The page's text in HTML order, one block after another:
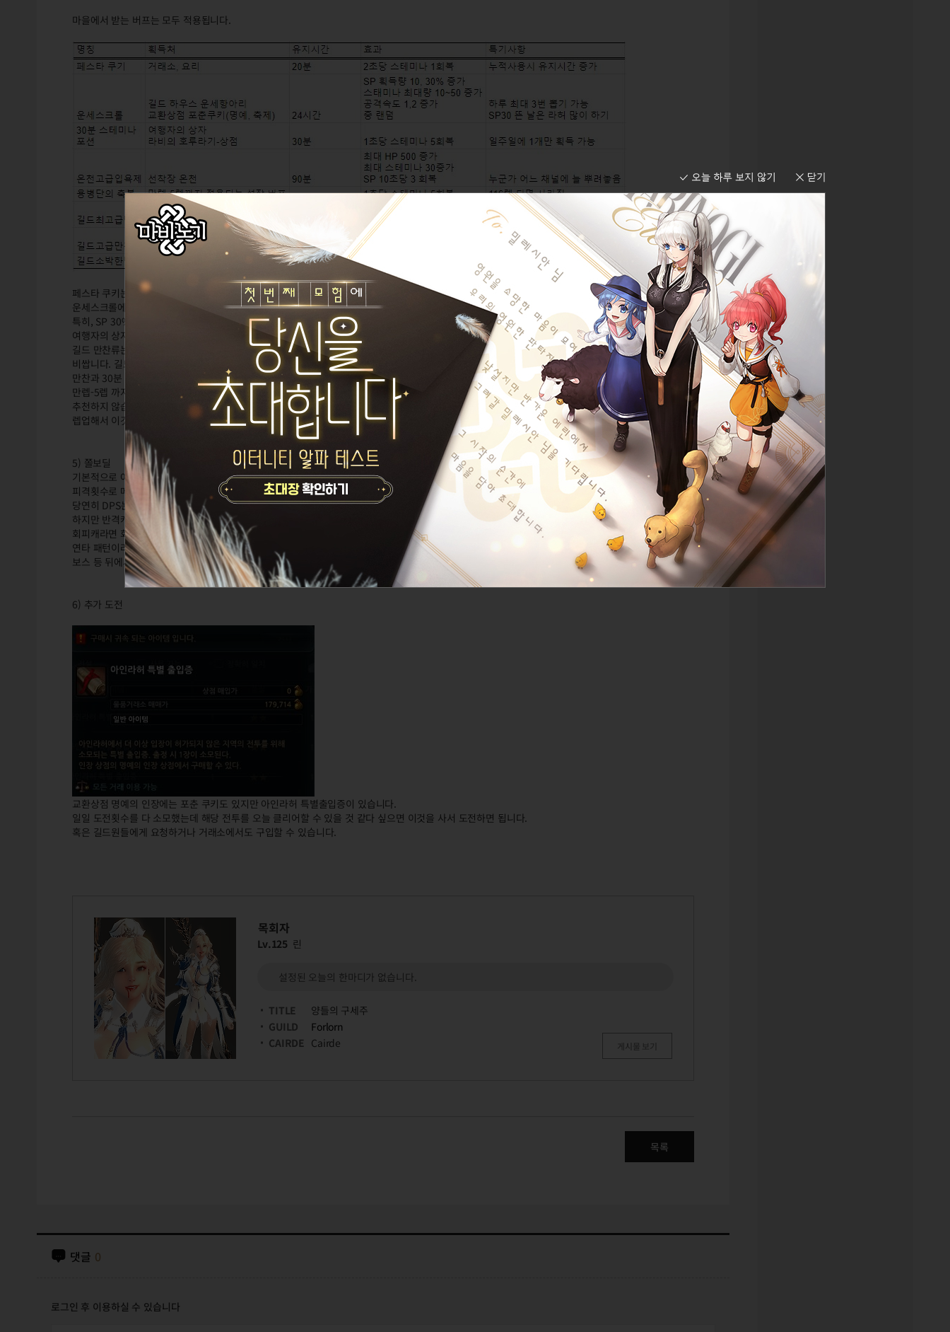
마을에서 받는 버프는 모두 적용됩니다.
페스타 쿠키는 먹으면 누적되니 2~3개 먹고 1시간 쌓아두고 계속 리트해보는 것도 방법이네요.
운세스크롤에서는 그날그날 각종 버프가 랜덤으로 나옵니다.
특히, SP 30%인 날에는 아인라허를 많이 공략하는 것을 추천합니다.
여행자의 상자에서 랜덤 드랍하거나 라비의 호루라기를 불면 나오는 라비의 상점에서 30분 스테미나 포션을 판매합니다. 효과는 좋으나 얻기가 힘듭니다.
길드 만찬류는 좋습니다. 금메달을 노린다면 소박도 괜찮습니다. 고급, 최고급은 피 회복도 있어서 은메달 딸 때 유리합니다. 다만 개당 15만 골드 이상으로
비쌉니다. 길드에서 길드원들과 다 같이 먹는 것을 추천합니다.
만찬과 30분 스테미나 포션은 중복불가입니다.
만렙-5렙 까지는 용병단 축복이 있어서 스테미나가 움직일 때도 잘 회복됩니다. 그러나 아인라허 올클 전까지 스테미나 버프 받겠다고 렙업을 멈추는 것은
추천하지 않습니다.
렙업해서 이것저것 다른 것도 해야지 아인라허만 하면 지칩니다.
5) 쫄보딜
기본적으로 아인라허는 쫄보딜입니다.
피격횟수로 메달이 갈리기 때문이지요.
당연히 DPS는 3평-스매시나 4평-스매시들이 보통 높습니다.
하지만 반격캐라면 100% 반격만 한다는 생각으로 버티든지
회피캐라면 회피거리 1~2 정도로 거리를 띠고 있으면 특정 패턴만 씁니다. 이 한 패턴만 노리고 빈틈을 때리는 식으로 해야 합니다.
연타 패턴이라면 연속 가드나 연속 회피, 멀리 달리기 등으로 피하고 보스가 지쳐서 헉헉거릴 때 때리는 식입니다.
보스 등 뒤에서 때릴 경우에는 보스가 뒤견제패턴으로 선딜레이 없이 때릴 수 있으니 유의합시다.
6) 추가 도전
교환상점 명예의 인장에는 포춘 쿠키도 있지만 아인라허 특별출입증이 있습니다.
일일 도전횟수를 다 소모했는데 해당 전투를 오늘 클리어할 수 있을 것 같다 싶으면 이것을 사서 도전하면 됩니다.
혹은 길드원들에게 요청하거나 거래소에서도 구입할 수 있습니다.
목회자
Lv.125 린
설정된 오늘의 한마디가 없습니다.
TITLE
양들의 구세주
GUILD
Forlorn
CAIRDE Cairde
목록
댓글 0
로그인 후 이용하실 수 있습니다